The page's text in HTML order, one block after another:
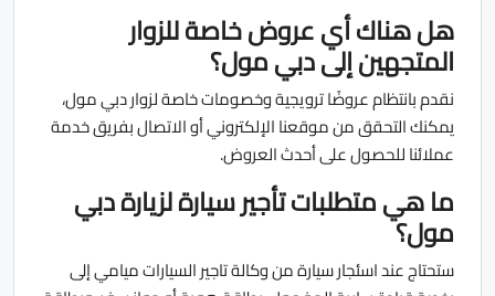
هل هناك أي عروض خاصة للزوار
المتجهين إلى دبي مول؟
نقدم بانتظام عروضًا ترويجية وخصومات خاصة لزوار دبي مول،
يمكنك التحقق من موقعنا الإلكتروني أو الاتصال بفريق خدمة
عملائنا للحصول على أحدث العروض.
ما هي متطلبات تأجير سيارة لزيارة دبي
مول؟
ستحتاج عند اسئجار سيارة من وكالة تاجير السيارات ميامي إلى